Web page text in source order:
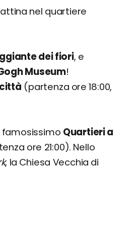
nel quartiere
dei fiori, e
Museum!
(partenza ore 18:00,
famosissimo Quartieri a
ore 21:00). Nello
, la Chiesa Vecchia di